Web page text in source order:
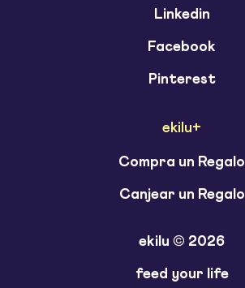
Linkedin
Facebook
Pinterest
ekilu+
Compra un Regalo
Canjear un Regalo
ekilu © 2026
feed your life